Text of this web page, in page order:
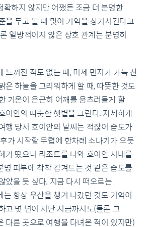
확하지 않지만 어쨌든 조금 더 분명한
을 두고 볼 때 맛이 기억을 상기시킨다고
일방적이지 않은 상호 관계는 분명히
느껴진 적도 없는 때, 미세 먼지가 가득 찬
은 하늘을 그리워하게 할 때, 따뜻한 것도
기온이 은근히 어깨를 움츠러들게 할
이안의 따뜻한 햇볕을 그린다. 자세하게
행 당시 호이안의 날씨는 적잖이 습도가
가 시작할 무렵에 한차례 소나기가 오듯
가 떴으니 리조트를 나와 호이안 시내를
명 피부에 착착 감겨드는 것 같은 습도를
았을 듯 싶다. 지금 다시 떠오르는
는 항상 우산을 챙겨 나갔던 것도 기억이
고 몇 년이 지난 지금까지도(물론 그
다른 곳으로 여행을 다녀온 적이 있지만)